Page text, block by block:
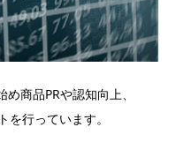
商品PRや認知向上、
行っています。